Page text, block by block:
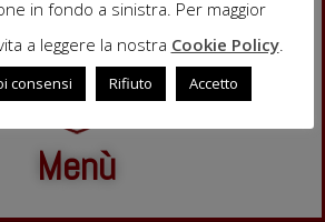
Menù
in fondo a sinistra. Per maggior
a leggere la nostra Cookie Policy.
consensi Rifiuto Accetto